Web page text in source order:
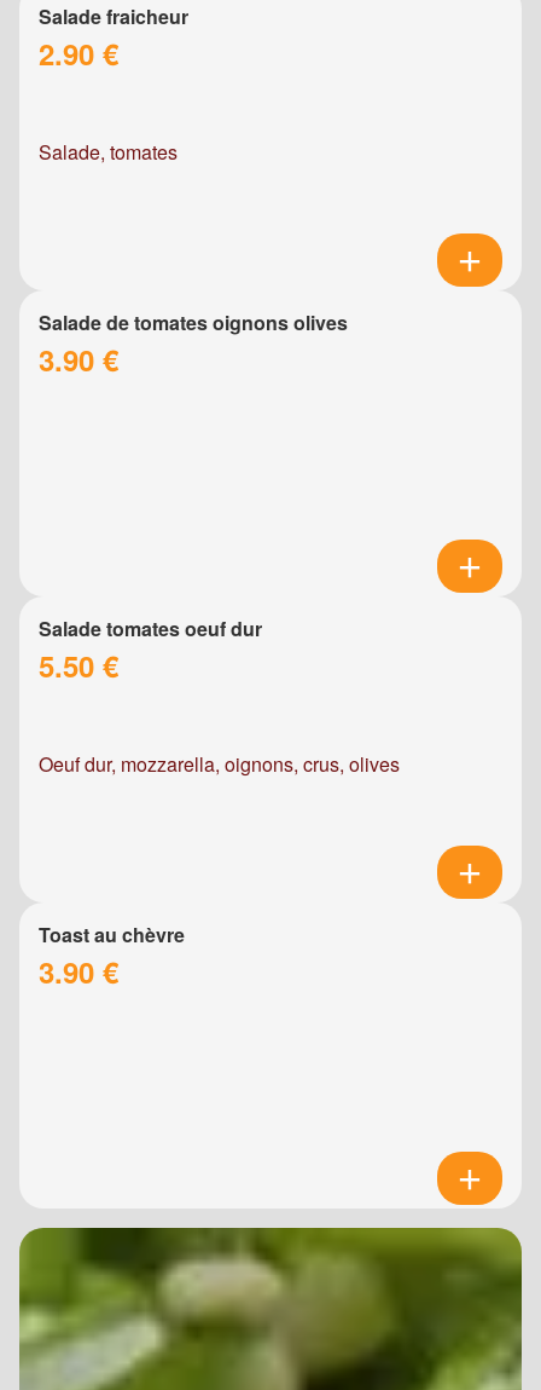
Salade fraicheur
2.90 €
Salade, tomates
Salade de tomates oignons olives
3.90 €
Salade tomates oeuf dur
5.50 €
Oeuf dur, mozzarella, oignons, crus, olives
Toast au chèvre
3.90 €